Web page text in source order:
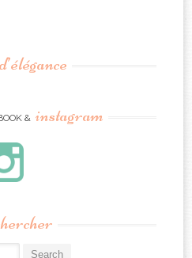
d’élégance
& instagram